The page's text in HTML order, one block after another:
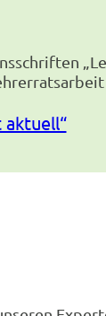
aktuell“